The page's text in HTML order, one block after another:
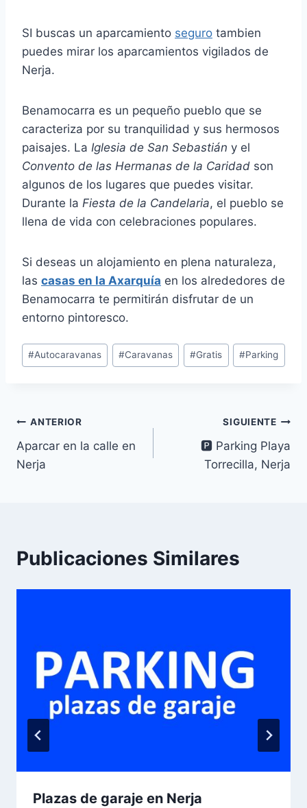
SI buscas un aparcamiento seguro tambien
puedes mirar los aparcamientos vigilados de
Nerja.
Benamocarra es un pequeño pueblo que se
caracteriza por su tranquilidad y sus hermosos
paisajes. La Iglesia de San Sebastián y el
Convento de las Hermanas de la Caridad son
algunos de los lugares que puedes visitar.
Durante la Fiesta de la Candelaria, el pueblo se
llena de vida con celebraciones populares.
Si deseas un alojamiento en plena naturaleza,
las casas en la Axarquía en los alrededores de
Benamocarra te permitirán disfrutar de un
entorno pintoresco.
Etiquetas
de
#Autocaravanas #Caravanas #Gratis #Parking
Navegación
de
ANTERIOR
Aparcar en la calle en
Nerja
SIGUIENTE
🅿 Parking Playa
Torrecilla, Nerja
Publicaciones Similares
Plazas de garaje en Nerja